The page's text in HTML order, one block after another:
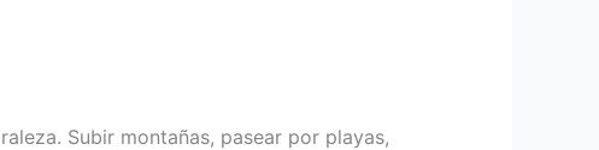
Subir montañas, pasear por playas,